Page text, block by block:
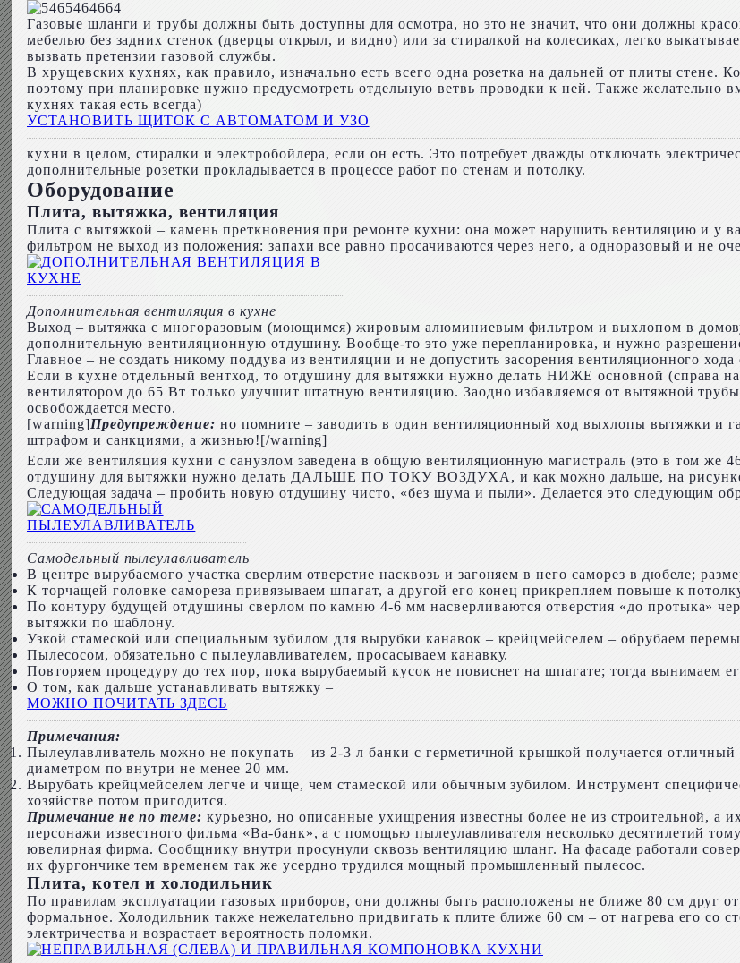
Газовые шланги и трубы должны быть доступны для осмотра, но это не значит, что они должны
мебелью без задних стенок (дверцы открыл, и видно) или за стиралкой на колесиках, легко
вызвать претензии газовой службы.
В хрущевских кухнях, как правило, изначально есть всего одна розетка на дальней от плиты стене.
поэтому при планировке нужно предусмотреть отдельную ветвь проводки к ней. Также желательно
кухнях такая есть всегда)
УСТАНОВИТЬ ЩИТОК С АВТОМАТОМ И УЗО
кухни в целом, стиралки и электробойлера, если он есть. Это потребует дважды отключать
дополнительные розетки прокладывается в процессе работ по стенам и потолку.
Оборудование
Плита, вытяжка, вентиляция
Плита с вытяжкой – камень преткновения при ремонте кухни: она может нарушить вентиляцию и у
фильтром не выход из положения: запахи все равно просачиваются через него, а одноразовый и не
Дополнительная вентиляция в кухне
Выход – вытяжка с многоразовым (моющимся) жировым алюминиевым фильтром и выхлопом в
дополнительную вентиляционную отдушину. Вообще-то это уже перепланировка, и нужно
Главное – не создать никому поддува из вентиляции и не допустить засорения вентиляционного
Если в кухне отдельный вентход, то отдушину для вытяжки нужно делать НИЖЕ основной (справа
вентилятором до 65 Вт только улучшит штатную вентиляцию. Заодно избавляемся от вытяжной
освобождается место.
[warning]Предупреждение: но помните – заводить в один вентиляционный ход выхлопы вытяжки и
штрафом и санкциями, а жизнью![/warning]
Если же вентиляция кухни с санузлом заведена в общую вентиляционную магистраль (это в том же
отдушину для вытяжки нужно делать ДАЛЬШЕ ПО ТОКУ ВОЗДУХА, и как можно дальше, на рисунке
Следующая задача – пробить новую отдушину чисто, «без шума и пыли». Делается это следующим
Самодельный пылеулавливатель
В центре вырубаемого участка сверлим отверстие насквозь и загоняем в него саморез в дюбеле;
К торчащей головке самореза привязываем шпагат, а другой его конец прикрепляем повыше к
По контуру будущей отдушины сверлом по камню 4-6 мм насверливаются отверстия «до протыка»
вытяжки по шаблону.
Узкой стамеской или специальным зубилом для вырубки канавок – крейцмейселем – обрубаем
Пылесосом, обязательно с пылеулавливателем, просасываем канавку.
Повторяем процедуру до тех пор, пока вырубаемый кусок не повиснет на шпагате; тогда вынимаем
О том, как дальше устанавливать вытяжку –
МОЖНО ПОЧИТАТЬ ЗДЕСЬ
Примечания:
Пылеулавливатель можно не покупать – из 2-3 л банки с герметичной крышкой получается
диаметром по внутри не менее 20 мм.
Вырубать крейцмейселем легче и чище, чем стамеской или обычным зубилом. Инструмент
хозяйстве потом пригодится.
Примечание не по теме:курьезно, но описанные ухищрения известны более не из строительной, а
персонажи известного фильма «Ва-банк», а с помощью пылеулавливателя несколько десятилетий
ювелирная фирма. Сообщнику внутри просунули сквозь вентиляцию шланг. На фасаде работали
их фургончике тем временем так же усердно трудился мощный промышленный пылесос.
Плита, котел и холодильник
По правилам эксплуатации газовых приборов, они должны быть расположены не ближе 80 см друг
формальное. Холодильник также нежелательно придвигать к плите ближе 60 см – от нагрева его со
электричества и возрастает вероятность поломки.